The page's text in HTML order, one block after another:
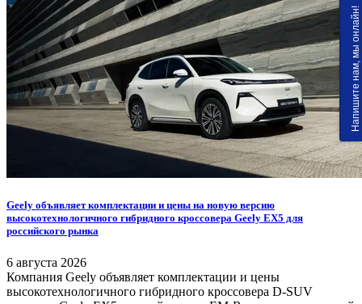
Geely объявляет комплектации и цены на новую версию
высокотехнологичного гибридного кроссовера Geely EX5 для
российского рынка
6 августа 2026
Компания Geely объявляет комплектации и цены
высокотехнологичного гибридного кроссовера D-SUV
Напишите нам, мы онлайн!